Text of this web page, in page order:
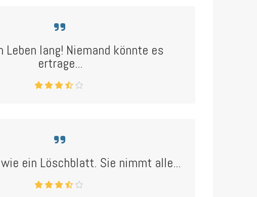
Leben lang! Niemand könnte es
ertrage...
ein Löschblatt. Sie nimmt alle...